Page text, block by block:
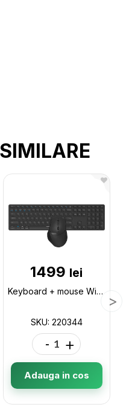
1499 lei
Keyboard + mouse Wireless Rapoo 9800M ,Multimode, Ru (dark grey) 220344
SKU: 220344
- +
Adauga in cos